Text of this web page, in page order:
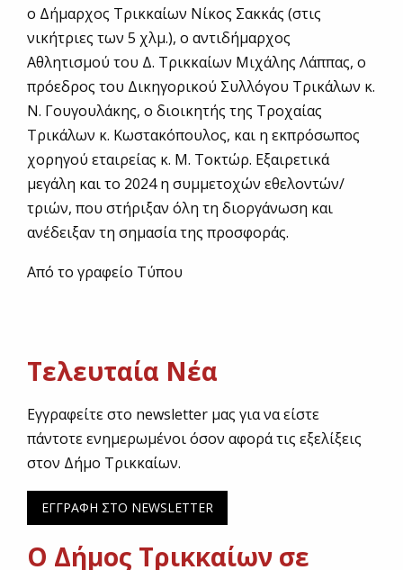
ο Δήμαρχος Τρικκαίων Νίκος Σακκάς (στις
νικήτριες των 5 χλμ.), ο αντιδήμαρχος
Αθλητισμού του Δ. Τρικκαίων Μιχάλης Λάππας, ο
πρόεδρος του Δικηγορικού Συλλόγου Τρικάλων κ.
Ν. Γουγουλάκης, ο διοικητής της Τροχαίας
Τρικάλων κ. Κωστακόπουλος, και η εκπρόσωπος
χορηγού εταιρείας κ. Μ. Τοκτώρ. Εξαιρετικά
μεγάλη και το 2024 η συμμετοχών εθελοντών/
τριών, που στήριξαν όλη τη διοργάνωση και
ανέδειξαν τη σημασία της προσφοράς.
Από το γραφείο Τύπου
Τελευταία Νέα
Εγγραφείτε στο newsletter μας για να είστε
πάντοτε ενημερωμένοι όσον αφορά τις εξελίξεις
στον Δήμο Τρικκαίων.
ΕΓΓΡΑΦΗ ΣΤΟ NEWSLETTER
Ο Δήμος Τρικκαίων σε